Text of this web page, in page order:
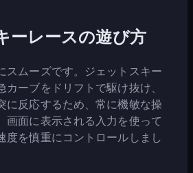
ーレースの遊び方
スムーズです。ジェットスキー
ーブをドリフトで駆け抜け、
に反応するため、常に機敏な操
画面に表示される入力を使って
度を慎重にコントロールしまし